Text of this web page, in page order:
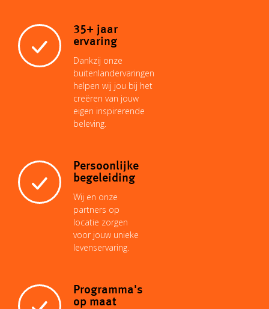
n p
p
35+ jaar
ervaring
Dankzij onze
buitenlandervaringen
helpen wij jou bij het
creëren van jouw
eigen inspirerende
beleving.
Persoonlijke
begeleiding
Wij en onze
partners op
locatie zorgen
voor jouw unieke
levenservaring.
Programma's
op maat